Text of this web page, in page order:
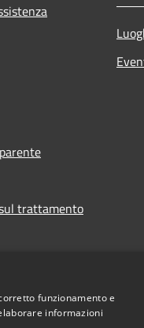
trattamento
funzionamento e
informazioni